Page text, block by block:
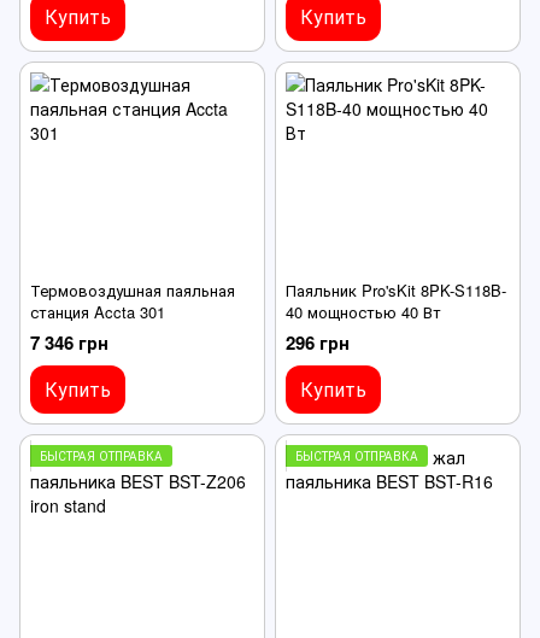
Купить Купить
Термовоздушная паяльная
станция Accta 301
7 346 грн
Купить
Паяльник Pro'sKit 8PK-S118B-
40 мощностью 40 Вт
296 грн
Купить
БЫСТРАЯ ОТПРАВКА БЫСТРАЯ ОТПРАВКА